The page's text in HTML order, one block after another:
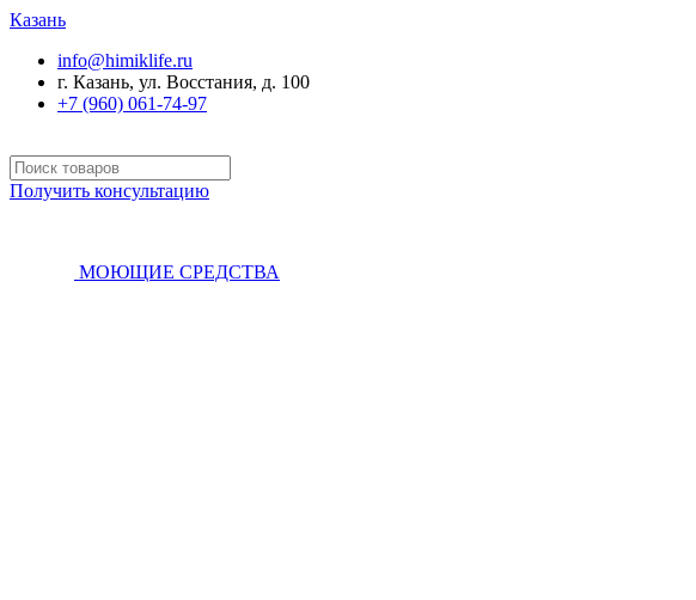
Казань
info@himiklife.ru
г. Казань, ул. Восстания, д. 100
+7 (960) 061-74-97
Получить консультацию
МОЮЩИЕ СРЕДСТВА